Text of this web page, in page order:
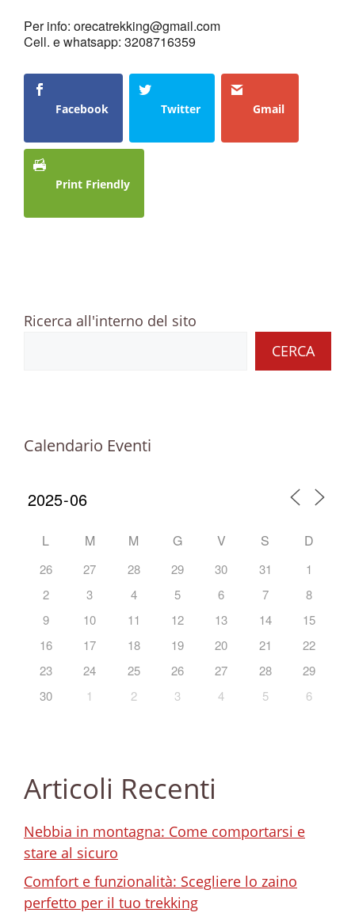
Per info: orecatrekking@gmail.com
Cell. e whatsapp: 3208716359
Facebook Twitter Gmail
Print Friendly
Ricerca all'interno del sito
CERCA
Calendario Eventi
L M M G V S D
26 27 28 29 30 31
1
2
3 4 5 6 7
8
9
10 11 12 13 14
15
16
17 18 19 20 21
22
23
24 25 26 27 28
29
30
1 2 3 4 5 6
Articoli Recenti
Nebbia in montagna: Come comportarsi e
stare al sicuro
Comfort e funzionalità: Scegliere lo zaino
perfetto per il tuo trekking